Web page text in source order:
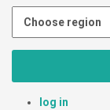
log in